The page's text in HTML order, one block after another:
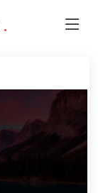
.